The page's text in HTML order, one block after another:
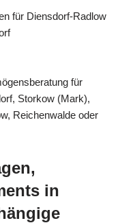
für Diensdorf-Radlow
für
Storkow (Mark),
Reichenwalde oder
in